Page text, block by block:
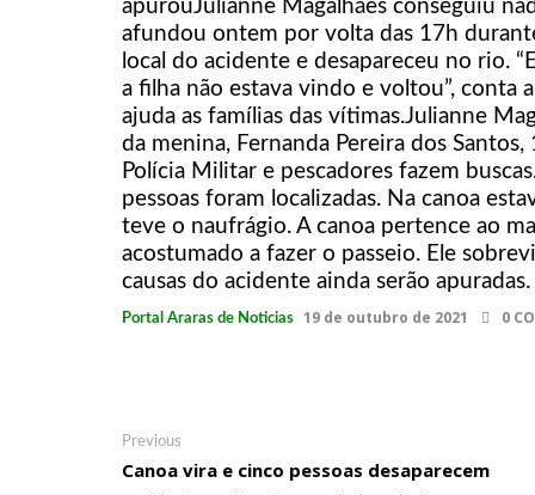
20:37 Israel emite alerta para Brasil e outros países
19:39
Banda Raça Rubro-Negra agita Manaus com
23:17 FAN FESTIVAL 2000 APRESENTA ERIKA DJ ROSS E
23:08 Isabelle Nogueira anuncia fim do noivado com
Isabelle Nogueira anunciou, nesta quarta-feira (5), o
comunicado da agora ex-noiva.
23:01 Militares são presos por suspeita de levar
envolvimento no crime também foram presos.
23:39
apurouJulianne Magalhães conseguiu
afundou ontem por volta das 17h
local do acidente e desapareceu no rio.
a filha não estava vindo e voltou”, conta
ajuda as famílias das vítimas.Julianne
da menina, Fernanda Pereira dos
Polícia Militar e pescadores fazem
pessoas foram localizadas. Na canoa
teve o naufrágio. A canoa pertence ao
acostumado a fazer o passeio. Ele
causas do acidente ainda serão apuradas.
Portal Araras de Noticias 19 de outubro de 2021 0
Navegação
de
Previous
post:
Canoa vira e cinco pessoas desaparecem